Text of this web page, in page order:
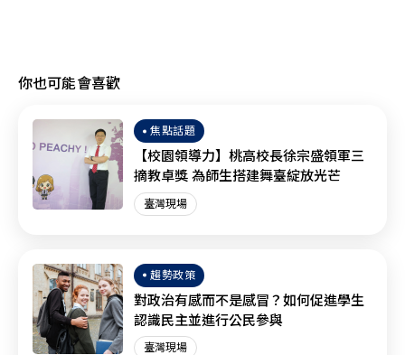
你也可能會喜歡
焦點話題
【校園領導力】桃高校長徐宗盛領軍三
摘教卓獎 為師生搭建舞臺綻放光芒
臺灣現場
趨勢政策
對政治有感而不是感冒？如何促進學生
認識民主並進行公民參與
臺灣現場